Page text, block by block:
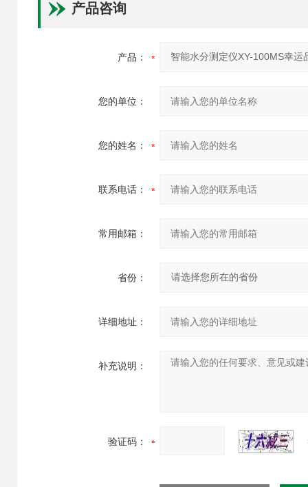
产品咨询
产品：
您的单位：
您的姓名：
联系电话：
常用邮箱：
省份：
详细地址：
补充说明：
验证码：